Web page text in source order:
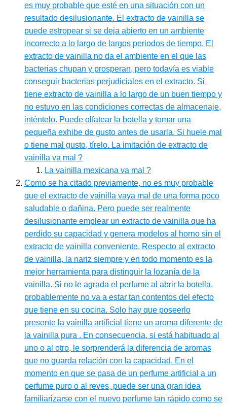
es muy probable que esté en una situación con un
resultado desilusionante. El extracto de vainilla se
puede estropear si se deja abierto en un ambiente
incorrecto a lo largo de largos periodos de tiempo. El
extracto de vainilla no da el ambiente en el que las
bacterias chupan y prosperan, pero todavía es viable
conseguir bacterias perjudiciales en el extracto. Si
tiene extracto de vainilla a lo largo de un buen tiempo y
no estuvo en las condiciones correctas de almacenaje,
inténtelo. Puede olfatear la botella y tomar una
pequeña exhibe de gusto antes de usarla. Si huele mal
o tiene mal gusto, tírelo. La imitación de extracto de
vainilla va mal ?
La vainilla mexicana va mal ?
Como se ha citado previamente, no es muy probable
que el extracto de vainilla vaya mal de una forma poco
saludable o dañina. Pero puede ser realmente
desilusionante emplear un extracto de vainilla que ha
perdido su capacidad y genera modelos al horno sin el
extracto de vainilla conveniente. Respecto al extracto
de vainilla, la nariz siempre y en todo momento es la
mejor herramienta para distinguir la lozanía de la
vainilla. Si no le agrada el perfume al abrir la botella,
probablemente no va a estar tan contentos del efecto
que tiene en su cocina. Solo hay que poseerlo
presente la vainilla artificial tiene un aroma diferente de
la vainilla pura . En consecuencia, si está habituado al
uno o al otro, le sorprenderá la diferencia de aromas
que no guarda relación con la capacidad. En el
momento en que se pasa de un perfume artificial a un
perfume puro o al reves, puede ser una gran idea
familiarizarse con el nuevo perfume tan rápido como se